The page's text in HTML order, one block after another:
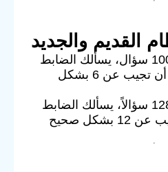
القديم والجديد
يتضمن 100 سؤال، يسألك الضابط
10 أسئلة فقط، ويكفي أن تجيب عن 6 بشكل
يتضمن 128 سؤالاً، يسألك الضابط
20 سؤالاً، ويجب أن تجيب عن 12 بشكل صحيح